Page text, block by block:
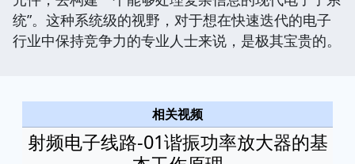
统”。这种系统级的视野，对于想在快速迭代的电子
行业中保持竞争力的专业人士来说，是极其宝贵的。
相关视频
射频电子线路-01谐振功率放大器的基